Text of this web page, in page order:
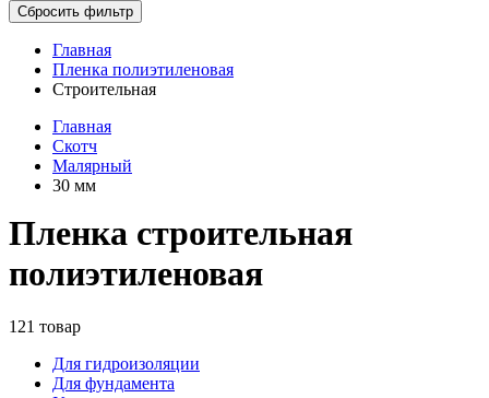
Сбросить фильтр
Главная
Пленка полиэтиленовая
Строительная
Главная
Скотч
Малярный
30 мм
Пленка строительная
полиэтиленовая
121 товар
Для гидроизоляции
Для фундамента